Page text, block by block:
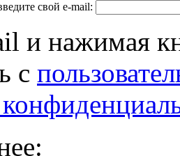
свой e-mail:
и нажимая
с